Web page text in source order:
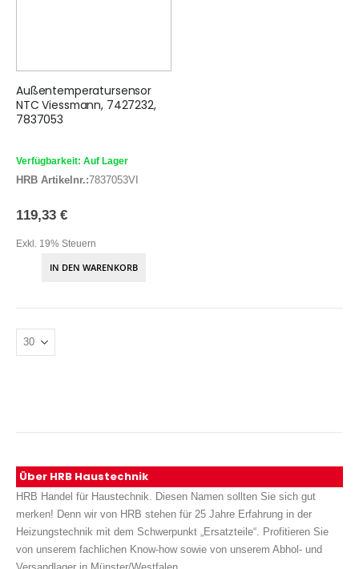
Außentemperatursensor
NTC Viessmann, 7427232,
7837053
Verfügbarkeit: Auf Lager
HRB Artikelnr.:7837053VI
119,33 €
Exkl. 19% Steuern
IN DEN WARENKORB
Über HRB Haustechnik
HRB Handel für Haustechnik. Diesen Namen sollten Sie sich gut
merken! Denn wir von HRB stehen für 25 Jahre Erfahrung in der
Heizungstechnik mit dem Schwerpunkt „Ersatzteile“. Profitieren Sie
von unserem fachlichen Know-how sowie von unserem Abhol- und